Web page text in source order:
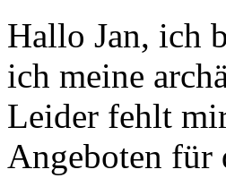
Hallo Jan, ich
ich meine
Leider fehlt
Angeboten für